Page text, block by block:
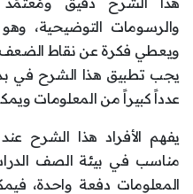
والرسومات التوضيحية،
ويعطي فكرة عن نقاط
يجب تطبيق هذا الشرح في
عدداً كبيراً من المعلومات
يفهم الأفراد هذا الشرح
مناسب في بيئة الصف
المعلومات دفعة واحدة،